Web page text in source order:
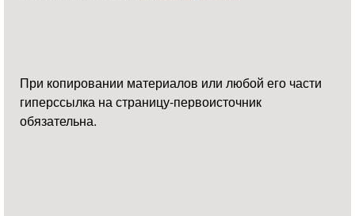
При копировании материалов или любой его части
гиперссылка на страницу-первоисточник
обязательна.